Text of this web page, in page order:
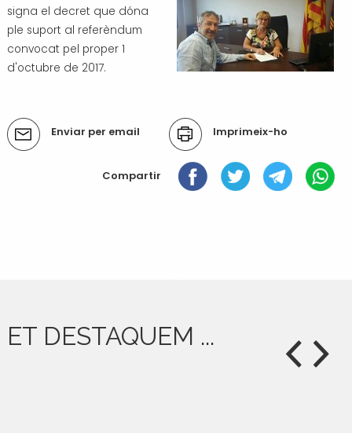
Transport i mobilitat
signa el decret que dóna
ple suport al referèndum
convocat pel proper 1
d'octubre de 2017.
Accions
del
Enviar per email Imprimeix-ho
Compartir
ET DESTAQUEM ...